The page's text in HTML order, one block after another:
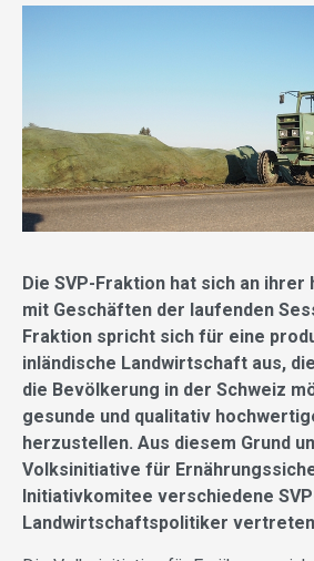
Die SVP-Fraktion hat sich an ihrer
mit Geschäften der laufenden
Fraktion spricht sich für eine
inländische Landwirtschaft aus,
die Bevölkerung in der Schweiz
gesunde und qualitativ
herzustellen. Aus diesem Grund
Volksinitiative für
Initiativkomitee verschiedene
Landwirtschaftspolitiker